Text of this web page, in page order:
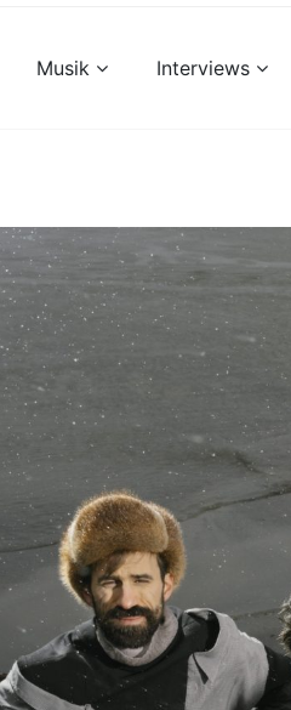
Musik Interviews